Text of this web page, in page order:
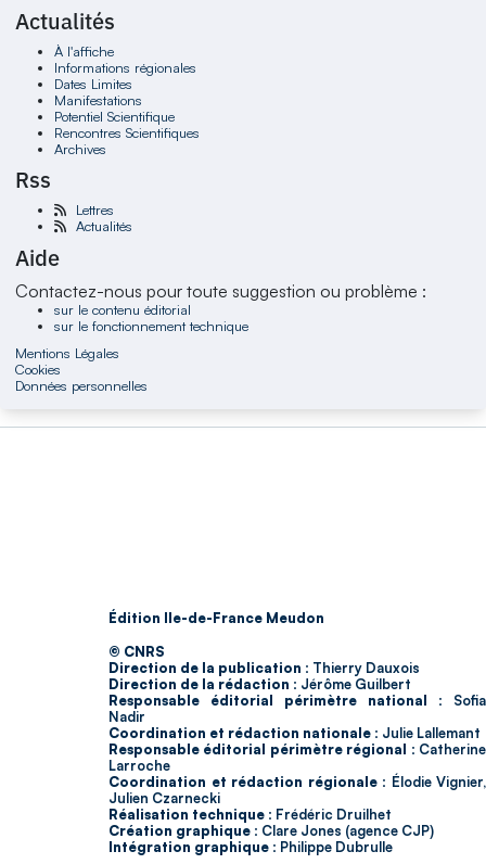
Actualités
À l'affiche
Informations régionales
Dates Limites
Manifestations
Potentiel Scientifique
Rencontres Scientifiques
Archives
Rss
Lettres
Actualités
Aide
Contactez-nous pour toute suggestion ou problème :
sur le contenu éditorial
sur le fonctionnement technique
Mentions Légales
Cookies
Données personnelles
Édition Ile-de-France Meudon
© CNRS
Direction de la publication : Thierry Dauxois
Direction de la rédaction : Jérôme Guilbert
Responsable éditorial périmètre national : Sofia
Nadir
Coordination et rédaction nationale : Julie Lallemant
Responsable éditorial périmètre régional : Catherine
Larroche
Coordination et rédaction régionale : Élodie Vignier,
Julien Czarnecki
Réalisation technique : Frédéric Druilhet
Création graphique : Clare Jones (agence CJP)
Intégration graphique : Philippe Dubrulle